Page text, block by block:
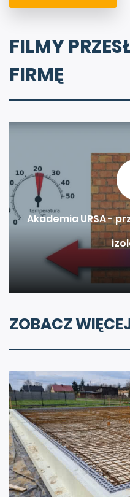
FILMY
FIRMĘ
Akademia URSA -
ZOBACZ